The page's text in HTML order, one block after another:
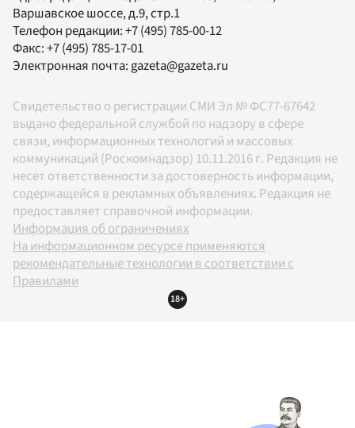
Варшавское шоссе, д.9, стр.1
Телефон редакции:+7 (495) 785-00-12
Факс:+7 (495) 785-17-01
Электронная почта:gazeta@gazeta.ru
Свидетельство о регистрации СМИ Эл № ФС77-67642
выдано федеральной службой по надзору в сфере
связи, информационных технологий и массовых
коммуникаций (Роскомнадзор) 10.11.2016 г. Редакция не
несет ответственности за достоверность информации,
содержащейся в рекламных объявлениях. Редакция не
предоставляет справочной информации.
Информация об ограничениях
На информационном ресурсе применяются
рекомендательные технологии в соответствии с
Правилами
18+